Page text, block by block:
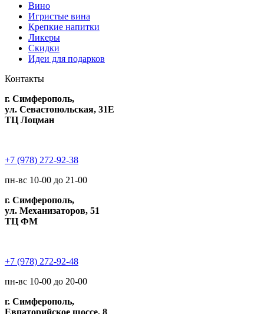
Вино
Игристые вина
Крепкие напитки
Ликеры
Скидки
Идеи для подарков
Контакты
г. Симферополь,
ул. Севастопольская, 31Е
ТЦ Лоцман
+7 (978) 272-92-38
пн-вс 10-00 до 21-00
г. Симферополь,
ул. Механизаторов, 51
ТЦ ФМ
+7 (978) 272-92-48
пн-вс 10-00 до 20-00
г. Симферополь,